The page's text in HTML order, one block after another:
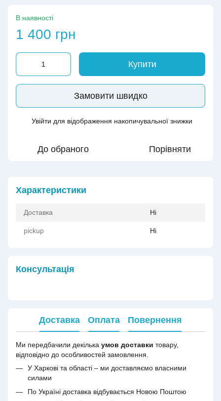
В наявності
1 400 грн
Купити
Замовити швидко
Увійти для відображення накопичувальної знижки
До обраного Порівняти
Характеристики
Доставка Ні
pickup Ні
Консультація
Доставка Оплата Повернення
Ми передбачили декілька умов доставки товару,
відповідно до особливостей замовлення.
У Харкові та області – ми доставляємо власними
силами
По Україні доставка відбувається Новою Поштою